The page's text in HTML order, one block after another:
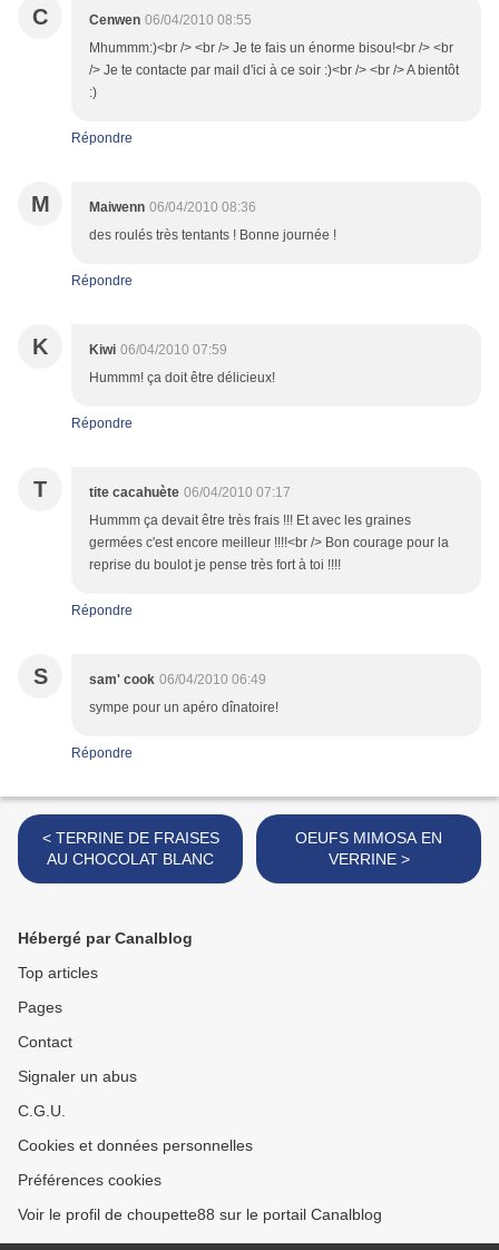
C Cenwen 06/04/2010 08:55
Mhummm:)<br /> <br /> Je te fais un énorme bisou!<br /> <br
/> Je te contacte par mail d'ici à ce soir :)<br /> <br /> A bientôt
:)
Répondre
M Maiwenn 06/04/2010 08:36
des roulés très tentants ! Bonne journée !
Répondre
K Kiwi 06/04/2010 07:59
Hummm! ça doit être délicieux!
Répondre
T tite cacahuète 06/04/2010 07:17
Hummm ça devait être très frais !!! Et avec les graines
germées c'est encore meilleur !!!!<br /> Bon courage pour la
reprise du boulot je pense très fort à toi !!!!
Répondre
S sam' cook 06/04/2010 06:49
sympe pour un apéro dînatoire!
Répondre
< TERRINE DE FRAISES
AU CHOCOLAT BLANC
OEUFS MIMOSA EN
VERRINE >
Hébergé par Canalblog
Top articles
Pages
Contact
Signaler un abus
C.G.U.
Cookies et données personnelles
Préférences cookies
Voir le profil de choupette88 sur le portail Canalblog